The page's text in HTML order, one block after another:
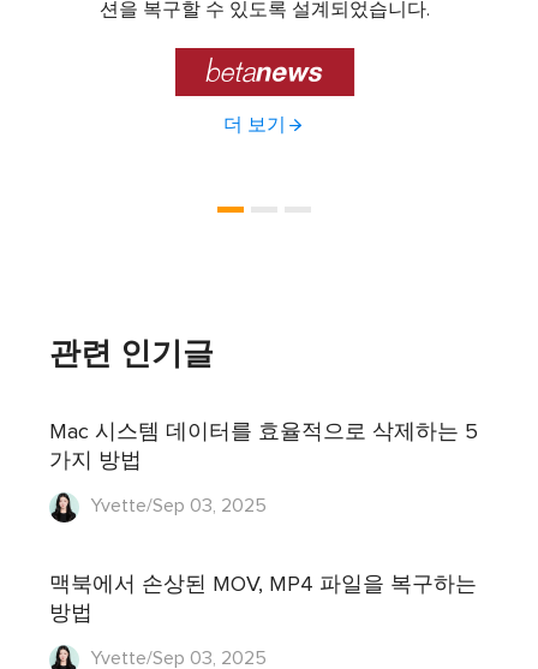
션을 복구할 수 있도록 설계되었습니다.

더 보기
관련 인기글
Mac 시스템 데이터를 효율적으로 삭제하는 5
가지 방법
Yvette/Sep 03, 2025
맥북에서 손상된 MOV, MP4 파일을 복구하는
방법
Yvette/Sep 03, 2025